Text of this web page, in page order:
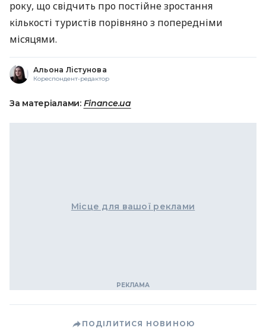
року, що свідчить про постійне зростання
кількості туристів порівняно з попередніми
місяцями.
Альона Лістунова
Кореспондент-редактор
За матеріалами: Finance.ua
Місце для вашої реклами
ПОДІЛИТИСЯ НОВИНОЮ